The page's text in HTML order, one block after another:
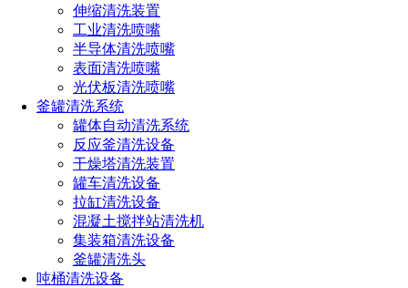
伸缩清洗装置
工业清洗喷嘴
半导体清洗喷嘴
表面清洗喷嘴
光伏板清洗喷嘴
釜罐清洗系统
罐体自动清洗系统
反应釜清洗设备
干燥塔清洗装置
罐车清洗设备
拉缸清洗设备
混凝土搅拌站清洗机
集装箱清洗设备
釜罐清洗头
吨桶清洗设备
喷嘴数量：前1后4
流量范围：≥40L/min
产品特点
1. 强力旋转冲击，深度清洗
喷嘴可在高压水驱动下高速旋转（通常无外部动力），通过多
个后向与侧向喷孔，将水流集中形成螺旋喷射，深入管壁污
能有效清除结垢、油脂、锈蚀、沉积物等顽固污染。
2. 专为管道内部设计，适应性强